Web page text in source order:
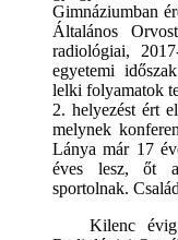
Gimnáziumban
Általános
radiológiai,
egyetemi
lelki folyamatok
2. helyezést ért
melynek
Lánya már 17
éves lesz, őt a
sportolnak.
Kilenc évig